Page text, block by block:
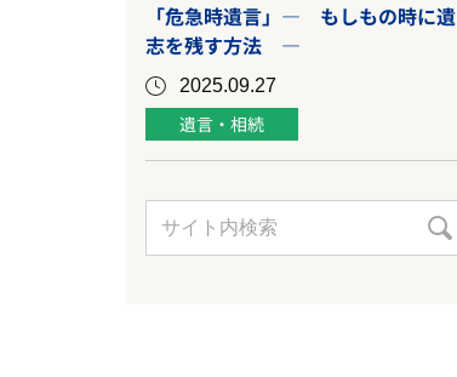
「危急時遺言」― もしもの時に遺
志を残す方法 ―
2025.09.27
遺言・相続